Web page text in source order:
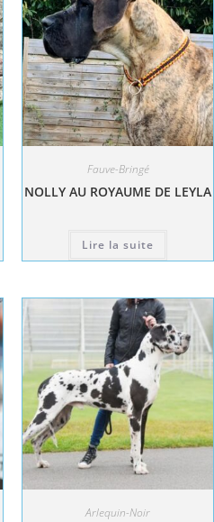
Fauve-Bringé
NOLLY AU ROYAUME DE LEYLA
Lire la suite
Arlequin-Noir